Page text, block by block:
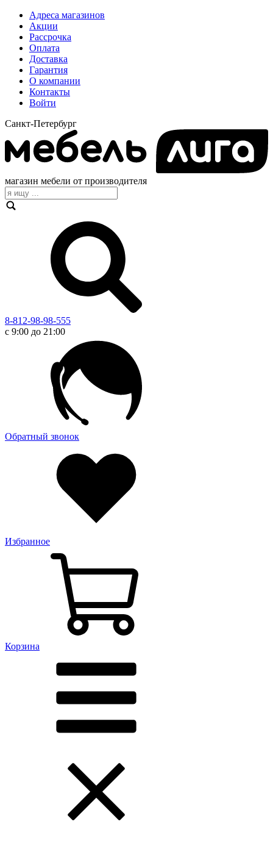
Адреса магазинов
Акции
Рассрочка
Оплата
Доставка
Гарантия
О компании
Контакты
Войти
Санкт-Петербург
магазин мебели от производителя
8-812-98-98-555
с 9:00 до 21:00
Обратный звонок
Избранное
Корзина